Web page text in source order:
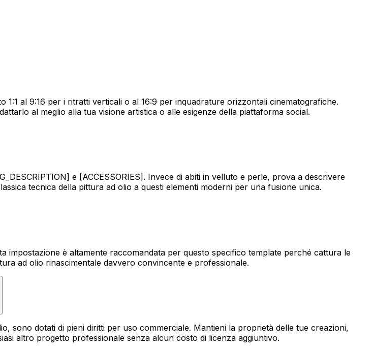
al 9:16 per i ritratti verticali o al 16:9 per inquadrature orizzontali cinematografiche.
al meglio alla tua visione artistica o alle esigenze della piattaforma social.
e [ACCESSORIES]. Invece di abiti in velluto e perle, prova a descrivere
tecnica della pittura ad olio a questi elementi moderni per una fusione unica.
impostazione è altamente raccomandata per questo specifico template perché cattura le
ad olio rinascimentale davvero convincente e professionale.
sono dotati di pieni diritti per uso commerciale. Mantieni la proprietà delle tue creazioni,
altro progetto professionale senza alcun costo di licenza aggiuntivo.